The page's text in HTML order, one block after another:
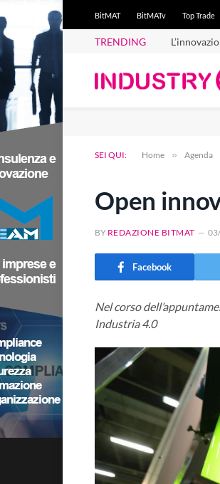
BitMAT BitMATv Top Trade
TRENDING
SEI QUI: Home » Agenda
Open
BY REDAZIONE BITMAT
Facebook
Nel corso
Industria 4.0